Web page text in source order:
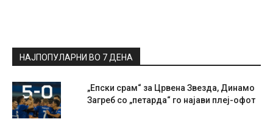
НАЈПОПУЛАРНИ ВО 7 ДЕНА
„Епски срам“ за Црвена Звезда, Динамо
Загреб со „петарда“ го најави плеј-офот